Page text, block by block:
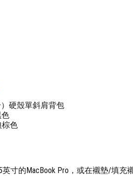
）硬殼單斜肩背包
色
棕色
寸的MacBook Pro，或在襯墊/填充